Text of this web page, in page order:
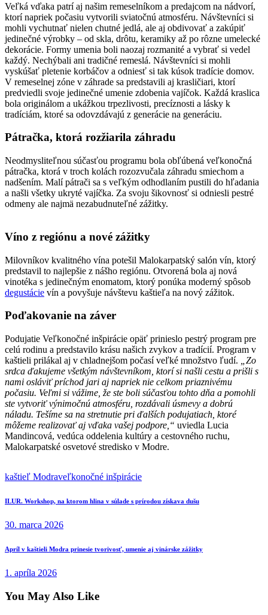
Veľká vďaka patrí aj našim remeselníkom a predajcom na nádvorí,
ktorí napriek počasiu vytvorili sviatočnú atmosféru. Návštevníci si
mohli vychutnať nielen chutné jedlá, ale aj obdivovať a zakúpiť
jedinečné výrobky – od skla, drôtu, keramiky až po rôzne umelecké
dekorácie. Formy umenia boli naozaj rozmanité a vybrať si vedel
každý. Nechýbali ani tradičné remeslá. Návštevníci si mohli
vyskúšať pletenie korbáčov a odniesť si tak kúsok tradície domov.
V remeselnej zóne v záhrade sa predstavili aj krasličiari, ktorí
predviedli svoje jedinečné umenie zdobenia vajíčok. Každá kraslica
bola originálom a ukážkou trpezlivosti, precíznosti a lásky k
tradíciám, ktoré sa odovzdávajú z generácie na generáciu.
Pátračka, ktorá rozžiarila záhradu
Neodmysliteľnou súčasťou programu bola obľúbená veľkonočná
pátračka, ktorá v troch kolách rozozvučala záhradu smiechom a
nadšením. Malí pátrači sa s veľkým odhodlaním pustili do hľadania
a našli všetky ukryté vajíčka. Za svoju šikovnosť si odniesli pestré
odmeny ale najmä nezabudnuteľné zážitky.
Víno z regiónu a nové zážitky
Milovníkov kvalitného vína potešil Malokarpatský salón vín, ktorý
predstavil to najlepšie z nášho regiónu. Otvorená bola aj nová
vinotéka s jedinečným enomatom, ktorý ponúka moderný spôsob
degustácie vín a povyšuje návštevu kaštieľa na nový zážitok.
Poďakovanie na záver
Podujatie Veľkonočné inšpirácie opäť prinieslo pestrý program pre
celú rodinu a predstavilo krásu našich zvykov a tradícií. Program v
kaštieli prilákal aj v chladnejšom počasí veľké množstvo ľudí.
„Zo
srdca ďakujeme všetkým návštevníkom, ktorí si našli cestu a prišli s
nami osláviť príchod jari aj napriek nie celkom priaznivému
počasiu. Veľmi si vážime, že ste boli súčasťou tohto dňa a pomohli
ste vytvoriť výnimočnú atmosféru, rozdávali úsmevy a dobrú
náladu. Tešíme sa na stretnutie pri ďalších podujatiach, ktoré
môžeme realizovať aj vďaka vašej podpore,“ uviedla Lucia
Mandincová, vedúca oddelenia kultúry a cestovného ruchu,
Malokarpatské osvetové stredisko v Modre.
kaštieľ Modraveľkonočné inšpirácie
Navigácia
v
Previous
ILUR. Workshop, na ktorom hlina v súlade s prírodou získava dušu
30. marca 2026
Next
Apríl v kaštieli Modra prinesie tvorivosť, umenie aj vinárske zážitky
1. apríla 2026
You May Also Like